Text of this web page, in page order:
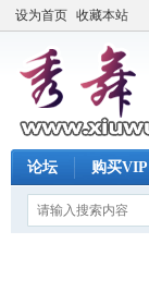
设为首页 收藏本站
论坛 购买VIP